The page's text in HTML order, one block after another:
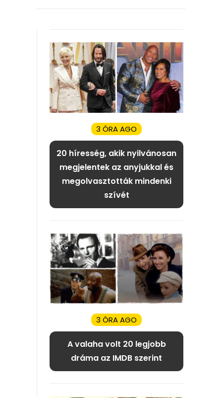
3 ÓRA AGO
20 híresség, akik nyilvánosan
megjelentek az anyjukkal és
megolvasztották mindenki
szívét
3 ÓRA AGO
A valaha volt 20 legjobb
dráma az IMDB szerint